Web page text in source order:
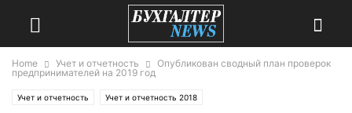
Home Учет и отчетность
Опубликован сводный план проверок
предпринимателей на 2019 год
Учет и отчетность Учет и отчетность 2018